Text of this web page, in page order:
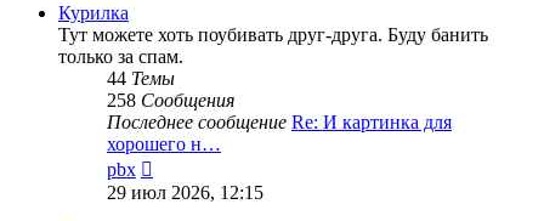
Курилка
Тут можете хоть поубивать друг-друга. Буду банить
только за спам.
44 Темы
258 Сообщения
Последнее сообщение Re: И картинка для
хорошего н…
pbx
к
последнему
29 июл 2026, 12:15